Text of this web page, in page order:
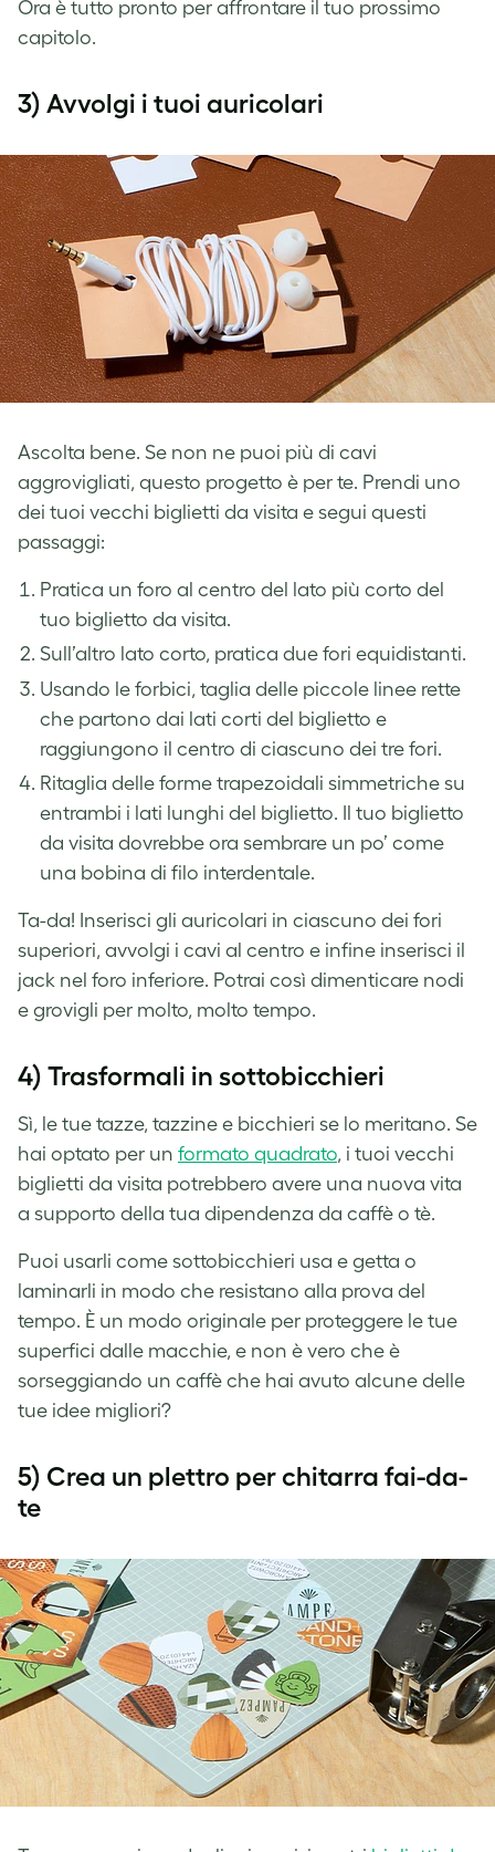
Ora è tutto pronto per affrontare il tuo prossimo
capitolo.
3) Avvolgi i tuoi auricolari
Ascolta bene. Se non ne puoi più di cavi
aggrovigliati, questo progetto è per te. Prendi uno
dei tuoi vecchi biglietti da visita e segui questi
passaggi:
Pratica un foro al centro del lato più corto del
tuo biglietto da visita.
Sull’altro lato corto, pratica due fori equidistanti.
Usando le forbici, taglia delle piccole linee rette
che partono dai lati corti del biglietto e
raggiungono il centro di ciascuno dei tre fori.
Ritaglia delle forme trapezoidali simmetriche su
entrambi i lati lunghi del biglietto. Il tuo biglietto
da visita dovrebbe ora sembrare un po’ come
una bobina di filo interdentale.
Ta-da! Inserisci gli auricolari in ciascuno dei fori
superiori, avvolgi i cavi al centro e infine inserisci il
jack nel foro inferiore. Potrai così dimenticare nodi
e grovigli per molto, molto tempo.
4) Trasformali in sottobicchieri
Sì, le tue tazze, tazzine e bicchieri se lo meritano. Se
hai optato per un formato quadrato, i tuoi vecchi
biglietti da visita potrebbero avere una nuova vita
a supporto della tua dipendenza da caffè o tè.
Puoi usarli come sottobicchieri usa e getta o
laminarli in modo che resistano alla prova del
tempo. È un modo originale per proteggere le tue
superfici dalle macchie, e non è vero che è
sorseggiando un caffè che hai avuto alcune delle
tue idee migliori?
5) Crea un plettro per chitarra fai-da-
te